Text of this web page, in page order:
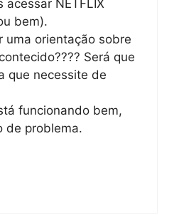
acessar NETFLIX
bem).
uma orientação sobre
Será que
que necessite de
funcionando bem,
de problema.